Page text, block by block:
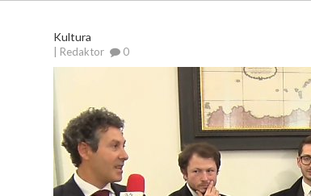
Kultura
| Redaktor 0